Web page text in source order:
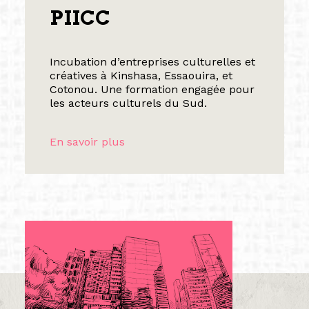
PIICC
Incubation d’entreprises culturelles et
créatives à Kinshasa, Essaouira, et
Cotonou. Une formation engagée pour
les acteurs culturels du Sud.
En savoir plus